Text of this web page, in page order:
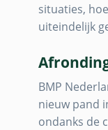
situaties,
uiteindelijk
BMP
nieuw pand
ondanks de